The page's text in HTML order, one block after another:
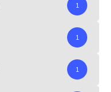
1
1
1